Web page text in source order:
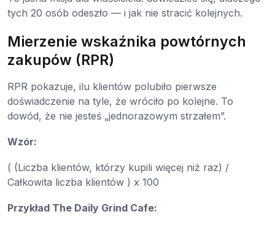
tych 20 osób odeszło — i jak nie stracić kolejnych.
Mierzenie wskaźnika powtórnych
zakupów (RPR)
RPR pokazuje, ilu klientów polubiło pierwsze
doświadczenie na tyle, że wróciło po kolejne. To
dowód, że nie jesteś „jednorazowym strzałem”.
Wzór:
( (Liczba klientów, którzy kupili więcej niż raz) /
Całkowita liczba klientów ) x 100
Przykład The Daily Grind Cafe: